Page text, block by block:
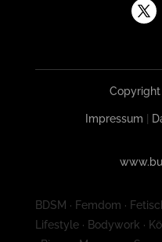
Impressum
BDSM · Femdom ·
Lifestyle · Bodywork ·